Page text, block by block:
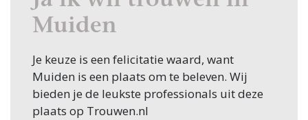
Muiden
Je keuze is een felicitatie waard, want
Muiden is een plaats om te beleven. Wij
bieden je de leukste professionals uit deze
plaats op Trouwen.nl